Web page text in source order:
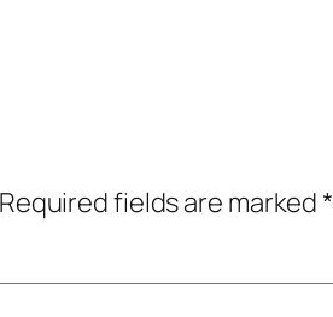
Required fields are marked*